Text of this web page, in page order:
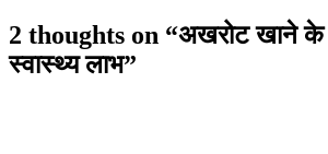
2 thoughts on “अखरोट खाने
स्वास्थ्य लाभ”